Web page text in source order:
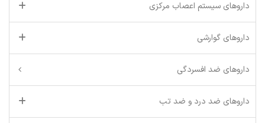
داروهای سیستم اعصاب مرکزی
داروهای گوارشی
داروهای ضد افسردگی
داروهای ضد درد و ضد تب